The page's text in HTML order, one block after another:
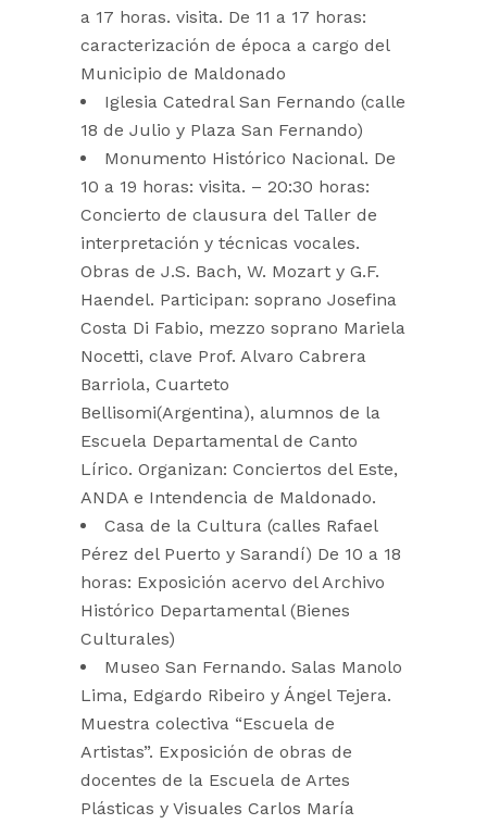
a 17 horas. visita. De 11 a 17 horas:
caracterización de época a cargo del
Municipio de Maldonado
Iglesia Catedral San Fernando (calle
18 de Julio y Plaza San Fernando)
Monumento Histórico Nacional. De
10 a 19 horas: visita. – 20:30 horas:
Concierto de clausura del Taller de
interpretación y técnicas vocales.
Obras de J.S. Bach, W. Mozart y G.F.
Haendel. Participan: soprano Josefina
Costa Di Fabio, mezzo soprano Mariela
Nocetti, clave Prof. Alvaro Cabrera
Barriola, Cuarteto
Bellisomi(Argentina), alumnos de la
Escuela Departamental de Canto
Lírico. Organizan: Conciertos del Este,
ANDA e Intendencia de Maldonado.
Casa de la Cultura (calles Rafael
Pérez del Puerto y Sarandí) De 10 a 18
horas: Exposición acervo del Archivo
Histórico Departamental (Bienes
Culturales)
Museo San Fernando. Salas Manolo
Lima, Edgardo Ribeiro y Ángel Tejera.
Muestra colectiva “Escuela de
Artistas”. Exposición de obras de
docentes de la Escuela de Artes
Plásticas y Visuales Carlos María